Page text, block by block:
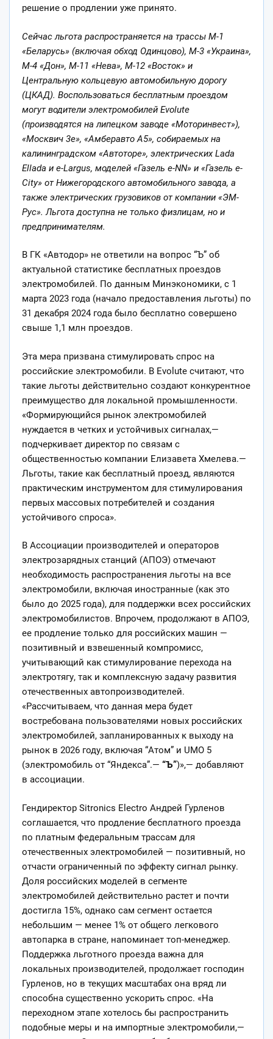
решение о продлении уже принято.
Сейчас льгота распространяется на трассы М-1
«Беларусь» (включая обход Одинцово), М-3 «Украина»,
М-4 «Дон», М-11 «Нева», М-12 «Восток» и
Центральную кольцевую автомобильную дорогу
(ЦКАД). Воспользоваться бесплатным проездом
могут водители электромобилей Evolute
(производятся на липецком заводе «Моторинвест»),
«Москвич 3е», «Амберавто А5», собираемых на
калининградском «Автоторе», электрических Lada
Ellada и e-Largus, моделей «Газель e-NN» и «Газель e-
City» от Нижегородского автомобильного завода, а
также электрических грузовиков от компании «ЭМ-
Рус». Льгота доступна не только физлицам, но и
предпринимателям.
В ГК «Автодор» не ответили на вопрос “Ъ” об
актуальной статистике бесплатных проездов
электромобилей. По данным Минэкономики, с 1
марта 2023 года (начало предоставления льготы) по
31 декабря 2024 года было бесплатно совершено
свыше 1,1 млн проездов.
Эта мера призвана стимулировать спрос на
российские электромобили. В Evolute считают, что
такие льготы действительно создают конкурентное
преимущество для локальной промышленности.
«Формирующийся рынок электромобилей
нуждается в четких и устойчивых сигналах,—
подчеркивает директор по связам с
общественностью компании Елизавета Хмелева.—
Льготы, такие как бесплатный проезд, являются
практическим инструментом для стимулирования
первых массовых потребителей и создания
устойчивого спроса».
В Ассоциации производителей и операторов
электрозарядных станций (АПОЭ) отмечают
необходимость распространения льготы на все
электромобили, включая иностранные (как это
было до 2025 года), для поддержки всех российских
электромобилистов. Впрочем, продолжают в АПОЭ,
ее продление только для российских машин —
позитивный и взвешенный компромисс,
учитывающий как стимулирование перехода на
электротягу, так и комплексную задачу развития
отечественных автопроизводителей.
«Рассчитываем, что данная мера будет
востребована пользователями новых российских
электромобилей, запланированных к выходу на
рынок в 2026 году, включая “Атом” и UMO 5
(электромобиль от “Яндекса”.— “Ъ”)»,— добавляют
в ассоциации.
Гендиректор Sitronics Electro Андрей Гурленов
соглашается, что продление бесплатного проезда
по платным федеральным трассам для
отечественных электромобилей — позитивный, но
отчасти ограниченный по эффекту сигнал рынку.
Доля российских моделей в сегменте
электромобилей действительно растет и почти
достигла 15%, однако сам сегмент остается
небольшим — менее 1% от общего легкового
автопарка в стране, напоминает топ-менеджер.
Поддержка льготного проезда важна для
локальных производителей, продолжает господин
Гурленов, но в текущих масштабах она вряд ли
способна существенно ускорить спрос. «На
переходном этапе хотелось бы распространить
подобные меры и на импортные электромобили,—